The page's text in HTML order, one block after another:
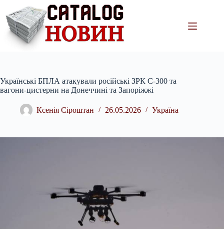
вмісту
Українські БПЛА атакували російські ЗРК С-300 та
вагони-цистерни на Донеччині та Запоріжжі
Ксенія Сіроштан 26.05.2026 Україна